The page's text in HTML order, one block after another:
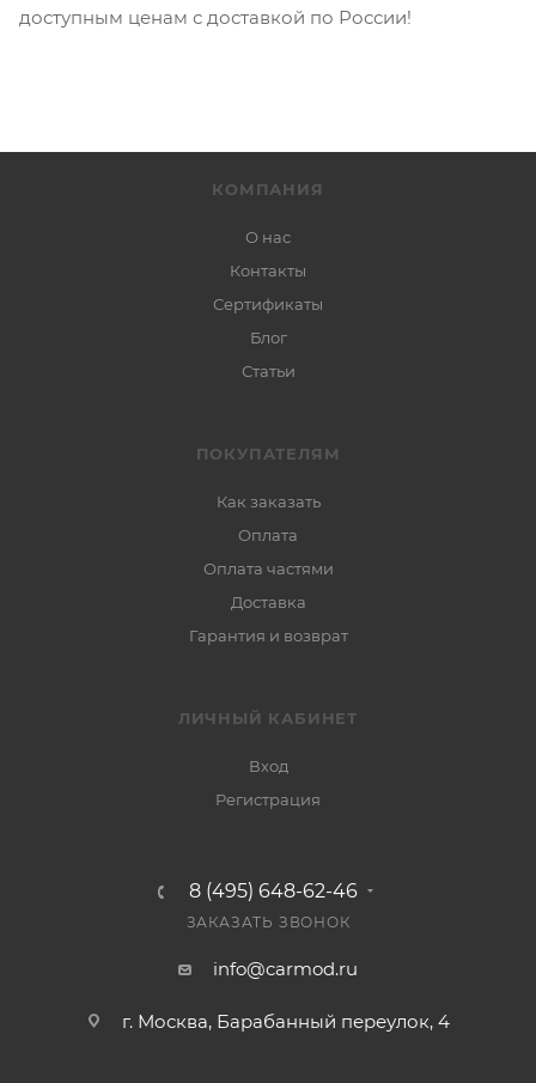
доступным ценам с доставкой по России!
КОМПАНИЯ
О нас
Контакты
Сертификаты
Блог
Статьи
ПОКУПАТЕЛЯМ
Как заказать
Оплата
Оплата частями
Доставка
Гарантия и возврат
ЛИЧНЫЙ КАБИНЕТ
Вход
Регистрация
8 (495) 648-62-46
ЗАКАЗАТЬ ЗВОНОК
info@carmod.ru
г. Москва, Барабанный переулок, 4